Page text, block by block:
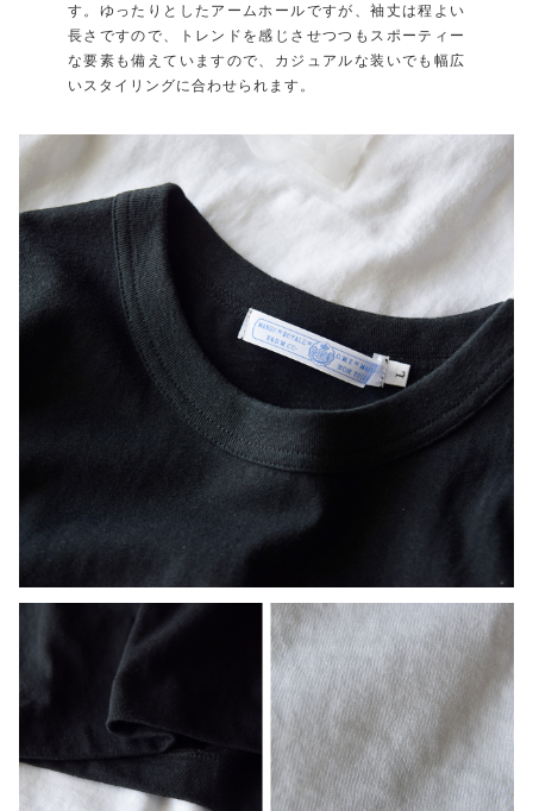
す。ゆったりとしたアームホールですが、袖丈は程よい
長さですので、トレンドを感じさせつつもスポーティー
な要素も備えていますので、カジュアルな装いでも幅広
いスタイリングに合わせられます。